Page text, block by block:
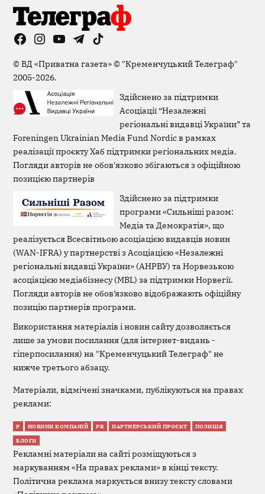
FacebookInstagram
YouTubeTelegramTikTok
©ВД «Приватна газета»© "Кременчуцький Телеграф"
2005-2026.
Здійснено за підтримки
Асоціації “Незалежні
регіональні видавці України” та
Foreningen Ukrainian Media Fund Nordic в рамках
реалізації проєкту Хаб підтримки регіональних медіа.
Погляди авторів не обов'язково збігаються з офіційною
позицією партнерів
Здійснено за підтримки
програми «Сильніші разом:
Медіа та Демократія», що
реалізується Всесвітньою асоціацією видавців новин
(WAN-IFRA) у партнерстві з Асоціацією «Незалежні
регіональні видавці України» (АНРВУ) та Норвезькою
асоціацією медіабізнесу (MBL) за підтримки Норвегії.
Погляди авторів не обов’язково відображають офіційну
позицію партнерів програми.
Використання матеріалів і новин сайту дозволяється
лише за умови посилання (для інтернет-видань -
гіперпосилання) на "Кременчуцький Телеграф" не
нижче третього абзацу.
Матеріали, відмічені значками, публікуються на правах
реклами:
Р НОВИНИ КОМПАНІЙ PR ПАРТНЕРСЬКИЙ ПРОЄКТ ПОЗИЦІЯ
БЛОГИ
Рекламні матеріали на сайті розміщуються з
маркуванням «На правах реклами» в кінці тексту.
Політична реклама маркується внизу тексту словами